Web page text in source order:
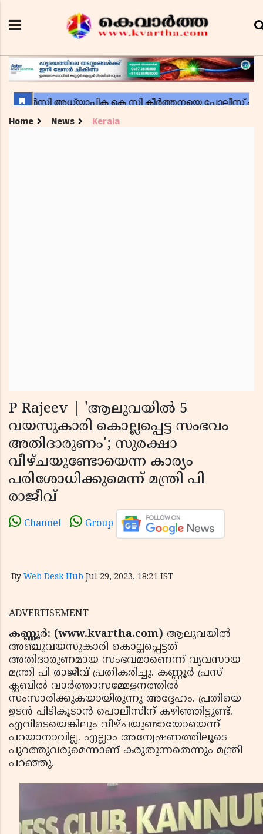
Home News Kerala
P Rajeev | 'ആലുവയില്‍ 5
വയസുകാരി കൊല്ലപ്പെട്ട സംഭവം
അതിദാരുണം'; സുരക്ഷാ
വീഴ്ചയുണ്ടോയെന്ന കാര്യം
പരിശോധിക്കുമെന്ന് മന്ത്രി പി
രാജീവ്
Channel Group
By Web Desk Hub Jul 29, 2023, 18:21 IST
ADVERTISEMENT
കണ്ണൂര്‍: (www.kvartha.com) ആലുവയില്‍
അഞ്ചുവയസുകാരി കൊല്ലപ്പെട്ടത്
അതിദാരുണമായ സംഭവമാണെന്ന് വ്യവസായ
മന്ത്രി പി രാജീവ് പ്രതികരിച്ചു. കണ്ണൂര്‍ പ്രസ്
ക്ലബില്‍ വാര്‍ത്താസമ്മേളനത്തില്‍
സംസാരിക്കുകയായിരുന്നു അദ്ദേഹം. പ്രതിയെ
ഉടന്‍ പിടികൂടാന്‍ പൊലീസിന് കഴിഞ്ഞിട്ടുണ്ട്.
എവിടെയെങ്കിലും വീഴ്ചയുണ്ടായോയെന്ന്
പറയാനാവില്ല. എല്ലാം അന്വേഷണത്തിലൂടെ
പുറത്തുവരുമെന്നാണ് കരുതുന്നതെന്നും മന്ത്രി
പറഞ്ഞു.